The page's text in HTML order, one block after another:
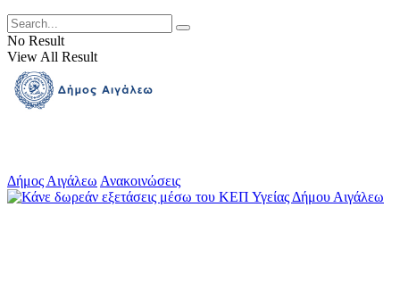
No Result
View All Result
Δήμος Αιγάλεω Ανακοινώσεις